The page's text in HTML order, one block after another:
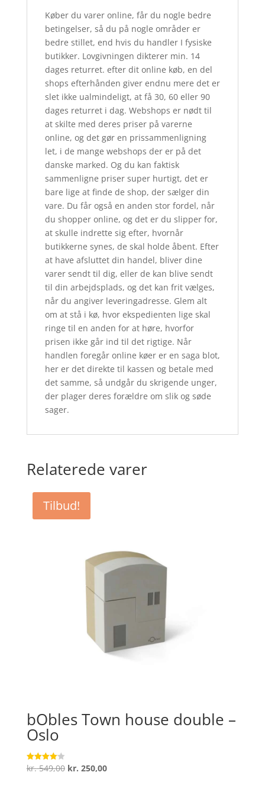
Køber du varer online, får du nogle bedre
betingelser, så du på nogle områder er
bedre stillet, end hvis du handler I fysiske
butikker. Lovgivningen dikterer min. 14
dages returret. efter dit online køb, en del
shops efterhånden giver endnu mere det er
slet ikke ualmindeligt, at få 30, 60 eller 90
dages returret i dag. Webshops er nødt til
at skilte med deres priser på varerne
online, og det gør en prissammenligning
let, i de mange webshops der er på det
danske marked. Og du kan faktisk
sammenligne priser super hurtigt, det er
bare lige at finde de shop, der sælger din
vare. Du får også en anden stor fordel, når
du shopper online, og det er du slipper for,
at skulle indrette sig efter, hvornår
butikkerne synes, de skal holde åbent. Efter
at have afsluttet din handel, bliver dine
varer sendt til dig, eller de kan blive sendt
til din arbejdsplads, og det kan frit vælges,
når du angiver leveringadresse. Glem alt
om at stå i kø, hvor ekspedienten lige skal
ringe til en anden for at høre, hvorfor
prisen ikke går ind til det rigtige. Når
handlen foregår online køer er en saga blot,
her er det direkte til kassen og betale med
det samme, så undgår du skrigende unger,
der plager deres forældre om slik og søde
sager.
Relaterede varer
Tilbud!
bObles Town house double –
Oslo
Vurderet
4.1
kr.549,00 Den
kr. 250,00Den